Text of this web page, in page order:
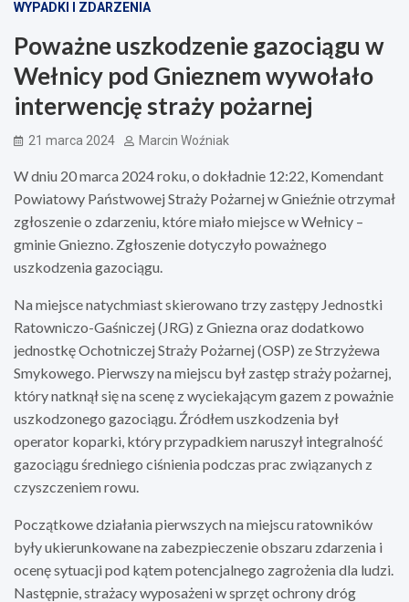
WYPADKI I ZDARZENIA
Poważne uszkodzenie gazociągu w
Wełnicy pod Gnieznem wywołało
interwencję straży pożarnej
21 marca 2024 Marcin Woźniak
W dniu 20 marca 2024 roku, o dokładnie 12:22, Komendant
Powiatowy Państwowej Straży Pożarnej w Gnieźnie otrzymał
zgłoszenie o zdarzeniu, które miało miejsce w Wełnicy –
gminie Gniezno. Zgłoszenie dotyczyło poważnego
uszkodzenia gazociągu.
Na miejsce natychmiast skierowano trzy zastępy Jednostki
Ratowniczo-Gaśniczej (JRG) z Gniezna oraz dodatkowo
jednostkę Ochotniczej Straży Pożarnej (OSP) ze Strzyżewa
Smykowego. Pierwszy na miejscu był zastęp straży pożarnej,
który natknął się na scenę z wyciekającym gazem z poważnie
uszkodzonego gazociągu. Źródłem uszkodzenia był
operator koparki, który przypadkiem naruszył integralność
gazociągu średniego ciśnienia podczas prac związanych z
czyszczeniem rowu.
Początkowe działania pierwszych na miejscu ratowników
były ukierunkowane na zabezpieczenie obszaru zdarzenia i
ocenę sytuacji pod kątem potencjalnego zagrożenia dla ludzi.
Następnie, strażacy wyposażeni w sprzęt ochrony dróg